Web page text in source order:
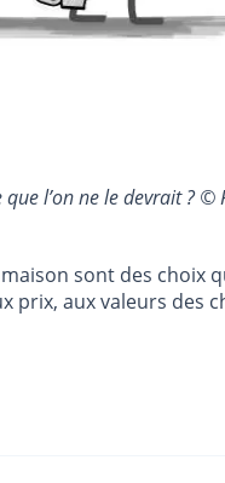
l’on ne le devrait ?
sont des choix
aux valeurs des